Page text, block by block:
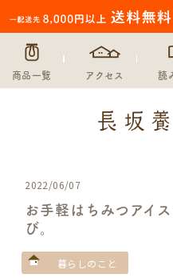
商品一覧 アクセス 読
2022/06/07
お手軽はちみつアイ
び。
暮らしのこと